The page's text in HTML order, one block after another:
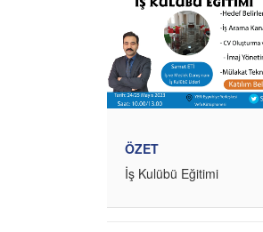
ÖZET
İş Kulübü Eğitimi